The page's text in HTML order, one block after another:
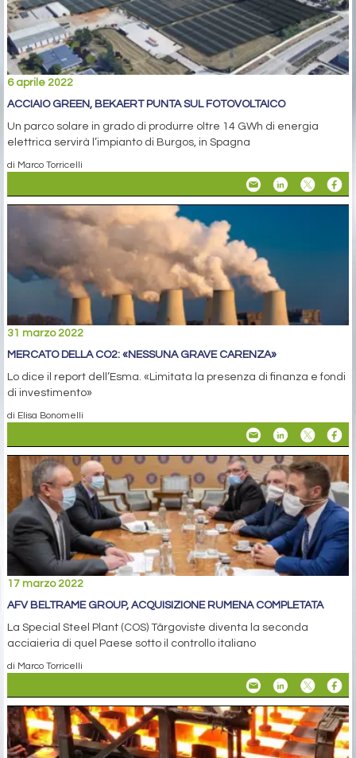
6 aprile 2022
ACCIAIO GREEN, BEKAERT PUNTA SUL FOTOVOLTAICO
Un parco solare in grado di produrre oltre 14 GWh di energia
elettrica servirà l’impianto di Burgos, in Spagna
di Marco Torricelli
31 marzo 2022
MERCATO DELLA CO2: «NESSUNA GRAVE CARENZA»
Lo dice il report dell’Esma. «Limitata la presenza di finanza e fondi
di investimento»
di Elisa Bonomelli
17 marzo 2022
AFV BELTRAME GROUP, ACQUISIZIONE RUMENA COMPLETATA
La Special Steel Plant (COS) Târgoviste diventa la seconda
acciaieria di quel Paese sotto il controllo italiano
di Marco Torricelli